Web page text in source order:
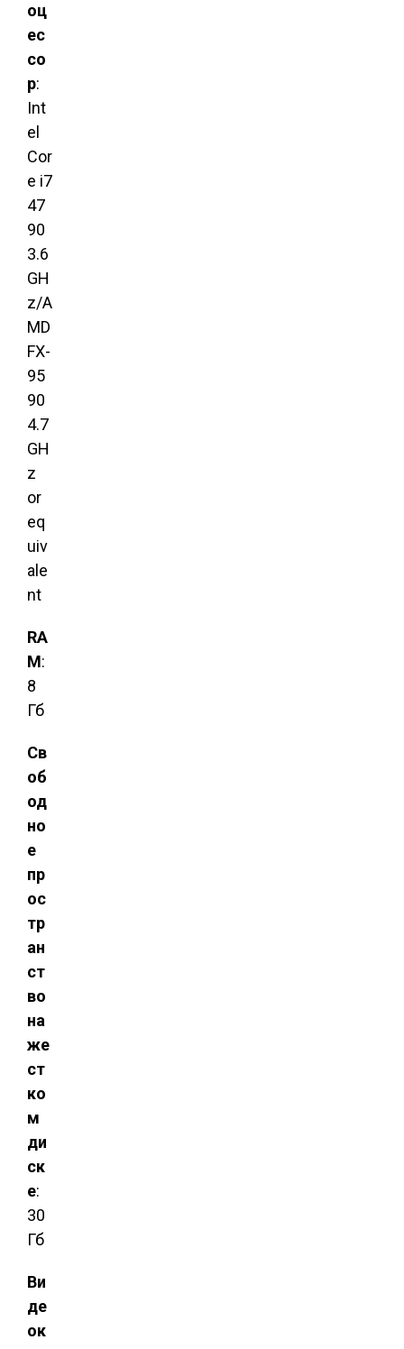
оц
ес
со
р:
Int
el
Cor
e i7
47
90
3.6
GH
z/A
MD
FX-
95
90
4.7
GH
z
or
eq
uiv
ale
nt
RA
M:
8
Гб
Св
об
од
но
е
пр
ос
тр
ан
ст
во
на
же
ст
ко
м
ди
ск
е:
30
Гб
Ви
де
ок